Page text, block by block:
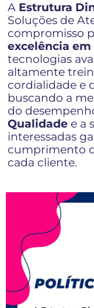
A Estrutura
Soluções de
compromisso
excelência
tecnologias
altamente
cordialidade e
buscando a
do
Qualidade e a
interessadas
cumprimento
cada cliente.